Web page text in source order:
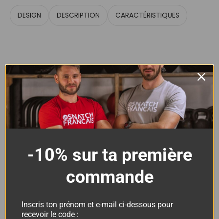
DESIGN DESCRIPTION CARACTÉRISTIQUES
Training – Athlete LSF
Coton Bio
-10% sur ta première
commande
Inscris ton prénom et e-mail ci-dessous pour
recevoir le code :